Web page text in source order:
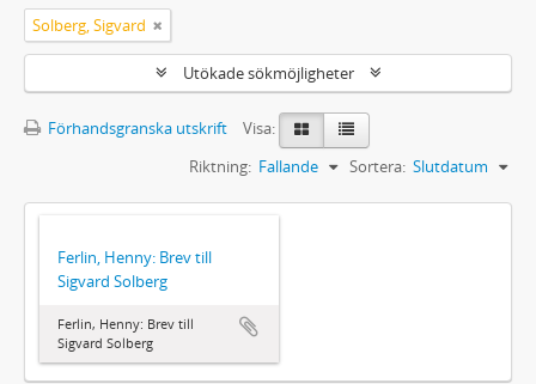
Solberg, Sigvard
Utökade sökmöjligheter
Förhandsgranska utskrift
Visa:
Sortera: Slutdatum
Riktning: Fallande
Ferlin, Henny: Brev till
Sigvard Solberg
Ferlin, Henny: Brev till
Sigvard Solberg